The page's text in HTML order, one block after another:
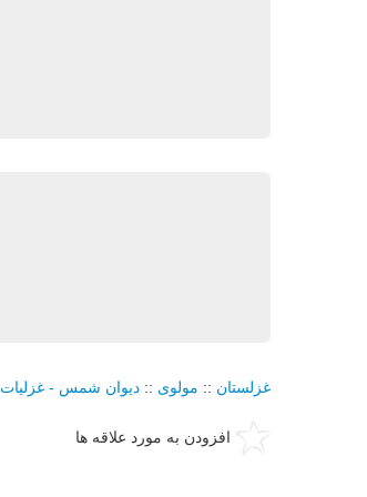
غزلستان :: مولوی :: دیوان شمس - غزلیات
افزودن به مورد علاقه ها